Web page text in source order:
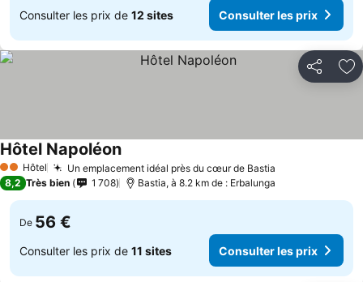
Consulter les prix de 12 sites Consulter les prix
Partager
2 Étoiles
Hôtel Un emplacement idéal près du cœur de Bastia
Hôtel NapoléonConsulter les prix
8,2 Très bien 1 708 Bastia, à 8.2 km de : Erbalunga
De 56 €
Consulter les prix de 11 sites Consulter les prix